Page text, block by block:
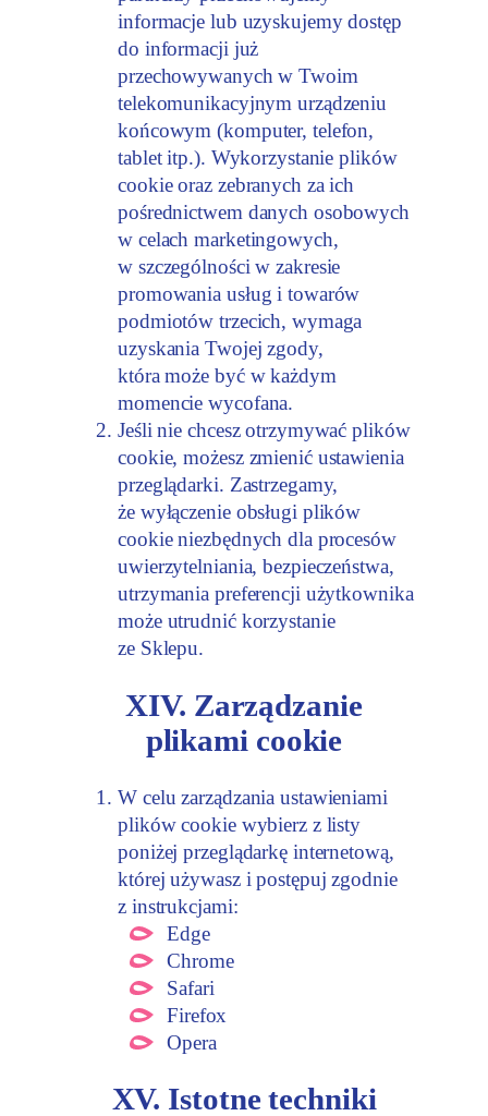
informacje lub uzyskujemy dostęp
do informacji już
przechowywanych w Twoim
telekomunikacyjnym urządzeniu
końcowym (komputer, telefon,
tablet itp.). Wykorzystanie plików
cookie oraz zebranych za ich
pośrednictwem danych osobowych
w celach marketingowych,
w szczególności w zakresie
promowania usług i towarów
podmiotów trzecich, wymaga
uzyskania Twojej zgody,
która może być w każdym
momencie wycofana.
Jeśli nie chcesz otrzymywać plików
cookie, możesz zmienić ustawienia
przeglądarki. Zastrzegamy,
że wyłączenie obsługi plików
cookie niezbędnych dla procesów
uwierzytelniania, bezpieczeństwa,
utrzymania preferencji użytkownika
może utrudnić korzystanie
ze Sklepu.
XIV. Zarządzanie
plikami cookie
W celu zarządzania ustawieniami
plików cookie wybierz z listy
poniżej przeglądarkę internetową,
której używasz i postępuj zgodnie
z instrukcjami:
Edge
Chrome
Safari
Firefox
Opera
XV. Istotne techniki